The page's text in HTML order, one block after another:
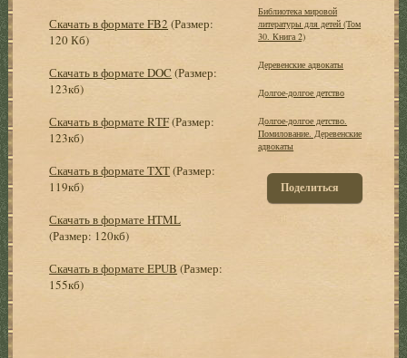
Скачать в формате FB2 (Размер:
120 Кб)
Скачать в формате DOC (Размер:
123кб)
Скачать в формате RTF(Размер:
123кб)
Скачать в формате TXT(Размер:
119кб)
Скачать в формате HTML
(Размер: 120кб)
Скачать в формате EPUB (Размер:
155кб)
Библиотека мировой
литературы для детей (Том
30. Книга 2)
Деревенские адвокаты
Долгое-долгое детство
Долгое-долгое детство.
Помилование. Деревенские
адвокаты
Поделиться